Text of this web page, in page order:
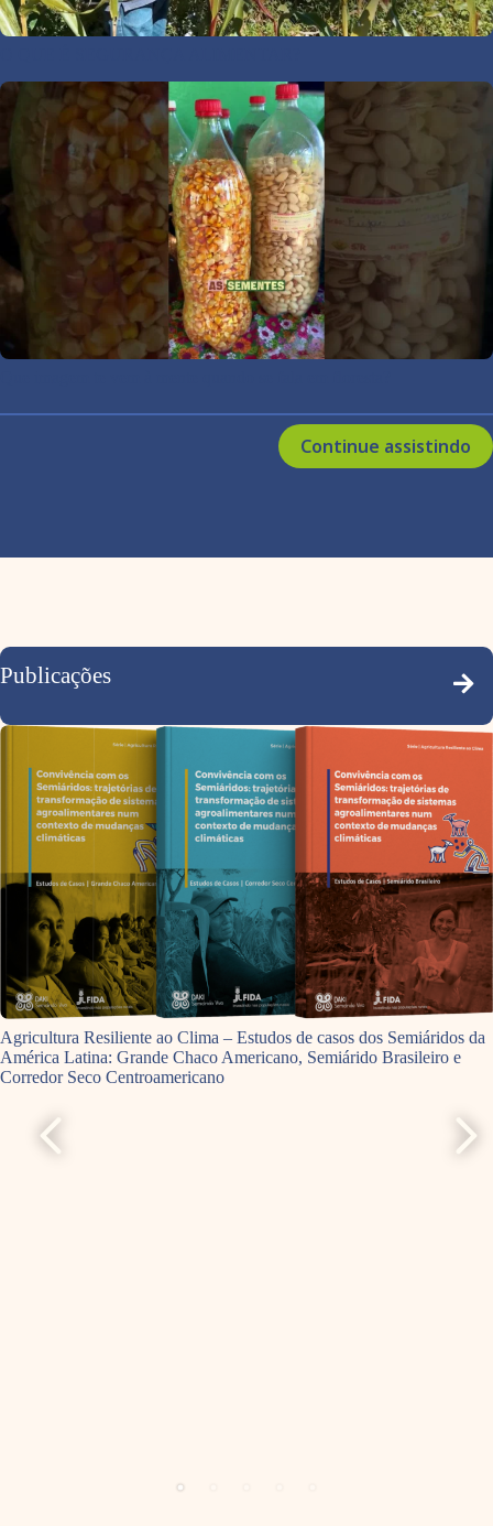
Continue assistindo
Publicações
Agricultura Resiliente ao Clima – Estudos de casos dos Semiáridos da
América Latina: Grande Chaco Americano, Semiárido Brasileiro e
Corredor Seco Centroamericano